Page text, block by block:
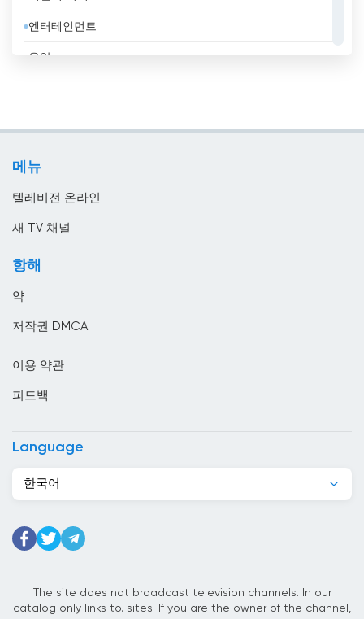
루마니아
몬테네그로
몰디브
미얀마
바베이도스
엔터테인먼트
음악
메뉴
텔레비전 온라인
새 TV 채널
항해
약
저작권 DMCA
이용 약관
피드백
Language
한국어
The site does not broadcast television channels. In our
catalog only links to. sites. If you are the owner of the channel,